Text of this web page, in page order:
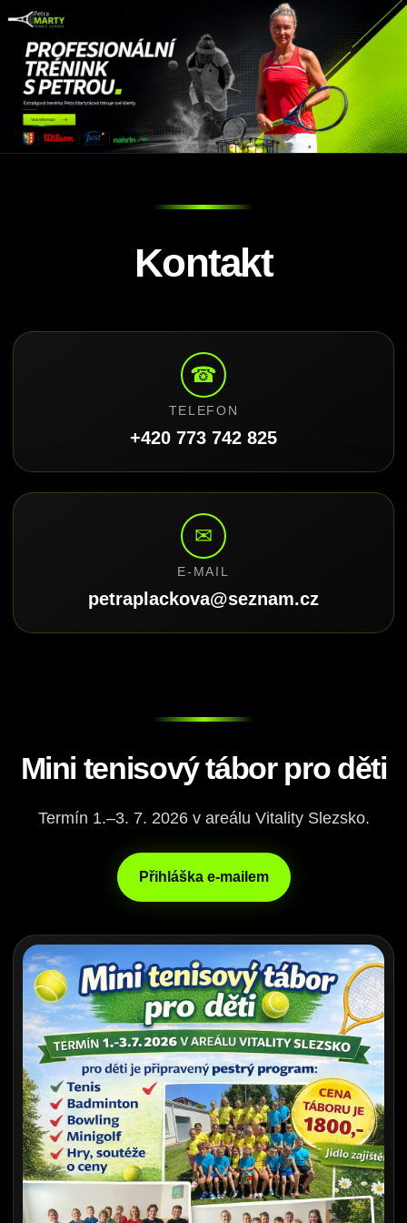
Kontakt
☎
TELEFON
+420 773 742 825
✉
E-MAIL
petraplackova@seznam.cz
Mini tenisový tábor pro děti
Termín 1.–3. 7. 2026 v areálu Vitality Slezsko.
Přihláška e-mailem